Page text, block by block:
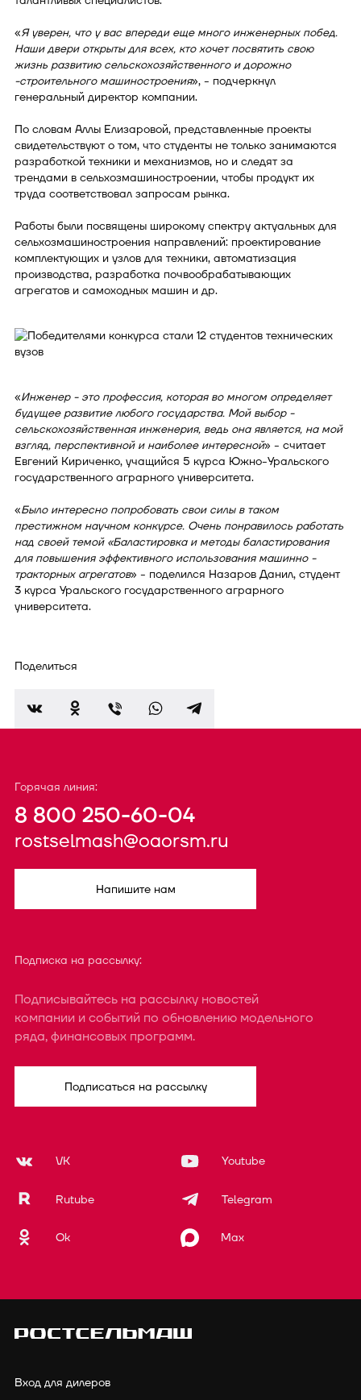
«Я уверен, что у вас впереди еще много инженерных побед.
Наши двери открыты для всех, кто хочет посвятить свою
жизнь развитию сельскохозяйственного и дорожно
-строительного машиностроения», - подчеркнул
генеральный директор компании.
По словам Аллы Елизаровой, представленные проекты
свидетельствуют о том, что студенты не только занимаются
разработкой техники и механизмов, но и следят за
трендами в сельхозмашиностроении, чтобы продукт их
труда соответствовал запросам рынка.
Работы были посвящены широкому спектру актуальных для
сельхозмашиностроения направлений: проектирование
комплектующих и узлов для техники, автоматизация
производства, разработка почвообрабатывающих
агрегатов и самоходных машин и др.
«Инженер - это профессия, которая во многом определяет
будущее развитие любого государства. Мой выбор -
сельскохозяйственная инженерия, ведь она является, на мой
взгляд, перспективной и наиболее интересной» - считает
Евгений Кириченко, учащийся 5 курса Южно-Уральского
государственного аграрного университета.
«Было интересно попробовать свои силы в таком
престижном научном конкурсе. Очень понравилось работать
над своей темой «Баластировка и методы баластирования
для повышения эффективного использования машинно -
тракторных агрегатов» - поделился Назаров Данил, студент
3 курса Уральского государственного аграрного
университета.
Поделиться
Горячая линия:
8 800 250-60-04
rostselmash@oaorsm.ru
Напишите нам
Подписка на рассылку:
Подписывайтесь на рассылку новостей
компании и событий по обновлению модельного
ряда, финансовых программ.
Подписаться на рассылку
VK Youtube
Rutube Telegram
Ok Max
Вход для дилеров